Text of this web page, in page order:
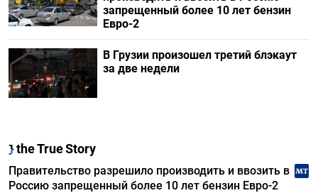
запрещенный более 10 лет бензин
Евро-2
В Грузии произошел третий блэкаут
за две недели